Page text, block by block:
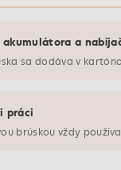
akumulátora a
sa dodáva v
práci
brúskou vždy